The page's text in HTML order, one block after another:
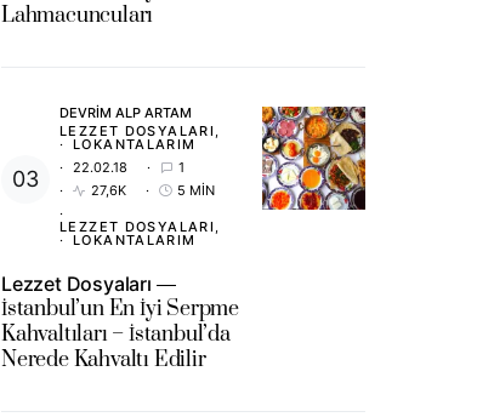
Lahmacuncuları
DEVRIM ALP ARTAM
LEZZET DOSYALARI
LOKANTALARIM
22.02.18
1
27,6K
5 MIN
LEZZET DOSYALARI
LOKANTALARIM
Lezzet Dosyaları
İstanbul’un En İyi Serpme
Kahvaltıları – İstanbul’da
Nerede Kahvaltı Edilir